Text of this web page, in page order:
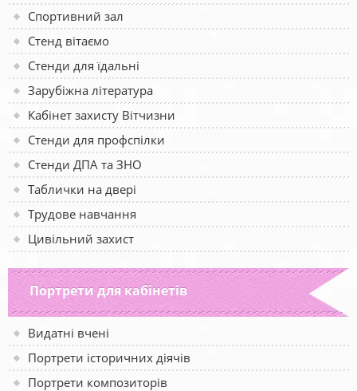
Спортивний зал
Стенд вітаємо
Стенди для їдальні
Зарубіжна література
Кабінет захисту Вітчизни
Стенди для профспілки
Стенди ДПА та ЗНО
Таблички на двері
Трудове навчання
Цивільний захист
Портрети для кабінетів
Видатні вчені
Портрети історичних діячів
Портрети композиторів